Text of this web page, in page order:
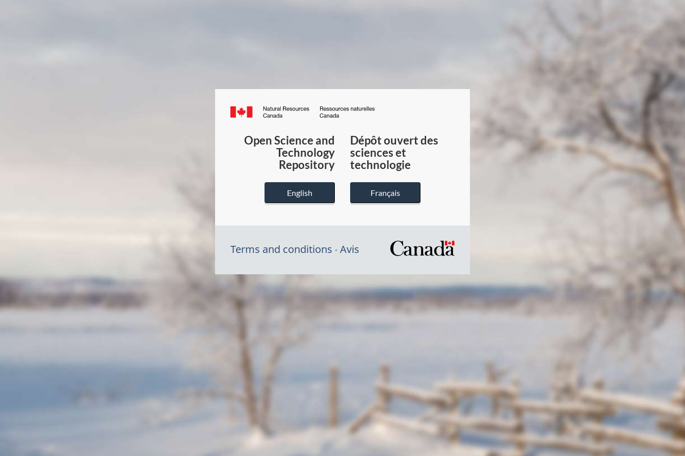
Canada.ca
du
Canada
Open Science and
Technology
Repository
English
Dépôt ouvert des
sciences et
technologie
Français
Terms and conditions Avis
/
du
gouvernement
du